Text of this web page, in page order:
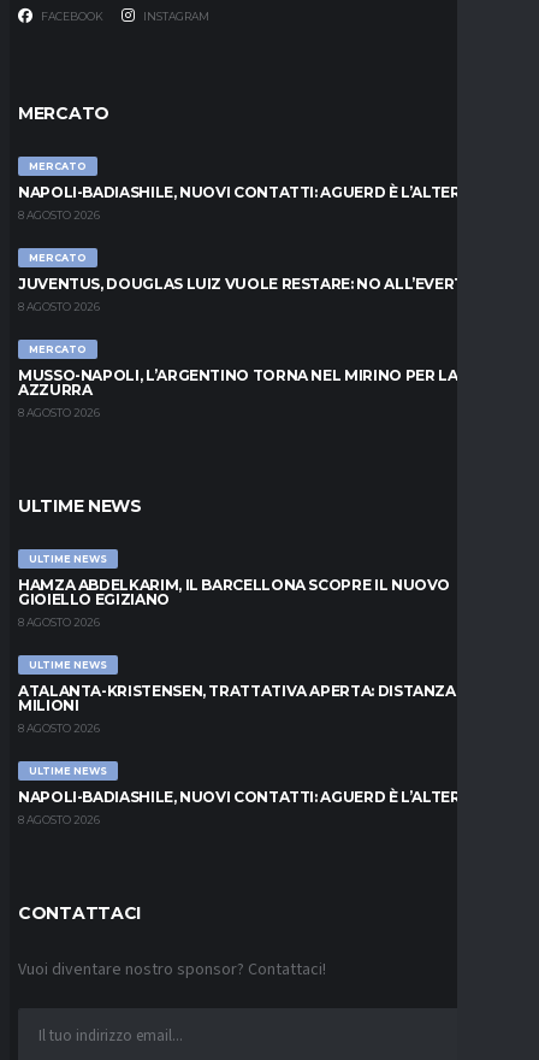
FACEBOOK INSTAGRAM
MERCATO
MERCATO
NAPOLI-BADIASHILE, NUOVI CONTATTI: AGUERD È L’ALTERNATIVA
8 AGOSTO 2026
MERCATO
JUVENTUS, DOUGLAS LUIZ VUOLE RESTARE: NO ALL’EVERTON
8 AGOSTO 2026
MERCATO
MUSSO-NAPOLI, L’ARGENTINO TORNA NEL MIRINO PER LA PORTA
AZZURRA
8 AGOSTO 2026
ULTIME NEWS
ULTIME NEWS
HAMZA ABDELKARIM, IL BARCELLONA SCOPRE IL NUOVO
GIOIELLO EGIZIANO
8 AGOSTO 2026
ULTIME NEWS
ATALANTA-KRISTENSEN, TRATTATIVA APERTA: DISTANZA DI 5
MILIONI
8 AGOSTO 2026
ULTIME NEWS
NAPOLI-BADIASHILE, NUOVI CONTATTI: AGUERD È L’ALTERNATIVA
8 AGOSTO 2026
CONTATTACI
Vuoi diventare nostro sponsor? Contattaci!